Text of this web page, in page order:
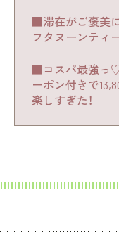
■滞在がご褒美に
フタヌーンティ
■コスパ最強っ♡
ーポン付きで
楽しすぎた！